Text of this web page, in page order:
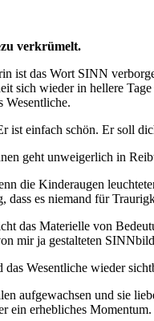
verkrümelt.
ist das Wort SINN
sich wieder in hellere
Wesentliche.
einfach schön. Er soll
geht unweigerlich in
die Kinderaugen
es niemand für
das Materielle von
mir ja gestalteten
Wesentliche wieder
aufgewachsen und sie
ein erhebliches